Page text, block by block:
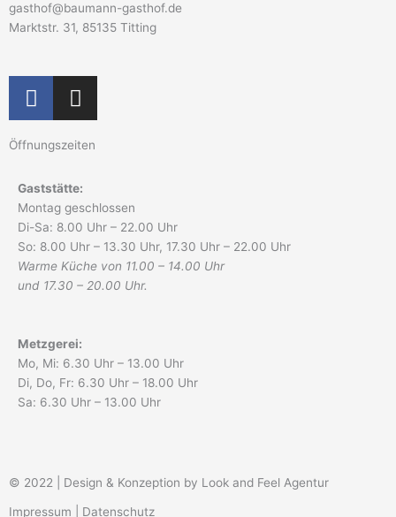
gasthof@baumann-gasthof.de
Marktstr. 31, 85135 Titting
F
a
e
o
o
k
I
n
t
g
r
a
m
Öffnungszeiten
Gaststätte:
Montag geschlossen
Di-Sa: 8.00 Uhr – 22.00 Uhr
So: 8.00 Uhr – 13.30 Uhr, 17.30 Uhr – 22.00 Uhr
Warme Küche von 11.00 – 14.00 Uhr
und 17.30 – 20.00 Uhr.
Metzgerei:
Mo, Mi: 6.30 Uhr – 13.00 Uhr
Di, Do, Fr: 6.30 Uhr – 18.00 Uhr
Sa: 6.30 Uhr – 13.00 Uhr
© 2022 | Design & Konzeption by Look and Feel Agentur
Impressum Datenschutz